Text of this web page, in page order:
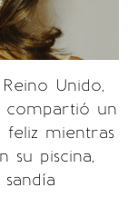
Unido,
compartió un
mientras
su piscina,